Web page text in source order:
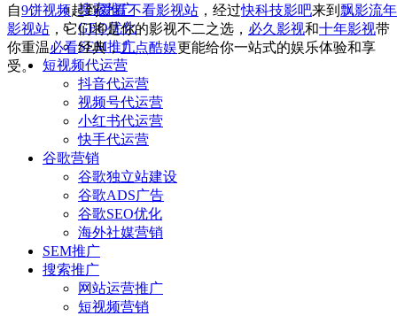
搜索推广
GEO优化
SEM推广
短视频代运营
抖音代运营
视频号代运营
小红书代运营
快手代运营
谷歌营销
谷歌独立站建设
谷歌ADS广告
谷歌SEO优化
海外社媒营销
SEM推广
搜索推广
网站运营推广
短视频营销
自9饼视频起到爱看不看影视站 ，经过快科技影吧来到 飘影流年
影视站 ，它们将是你的影视不二之选， 必久影视和十年影视带
你重温必看经典，九点酷娱更能给你一站式的娱乐体验和享
受。